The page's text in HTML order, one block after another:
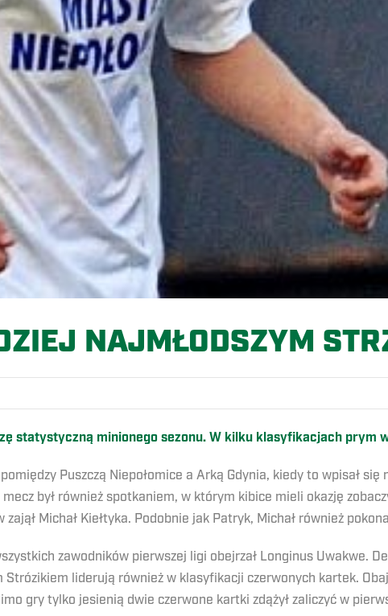
NAJMŁODSZYM
statystyczną minionego sezonu. W kilku klasyfikacjach prym
Puszczą Niepołomice a Arką Gdynia, kiedy to wpisał
był również spotkaniem, w którym kibice mieli okazję
Michał Kiełtyka. Podobnie jak Patryk, Michał również
zawodników pierwszej ligi obejrzał Longinus Uwakwe.
Strózikiem liderują również w klasyfikacji czerwonych kartek.
gry tylko jesienią dwie czerwone kartki zdążył zaliczyć w